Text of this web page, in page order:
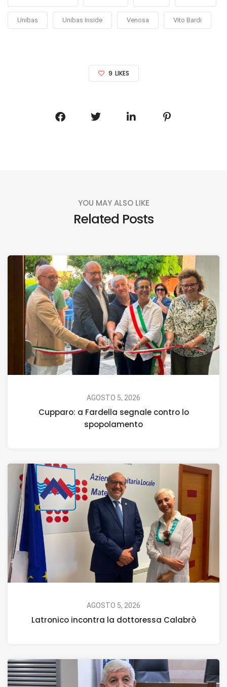
Unibas Unibas Inside Venosa Vito Bardi
9 LIKES
YOU MAY ALSO LIKE
Related Posts
AGOSTO 5, 2026
Cupparo: a Fardella segnale contro lo
spopolamento
AGOSTO 5, 2026
Latronico incontra la dottoressa Calabrò